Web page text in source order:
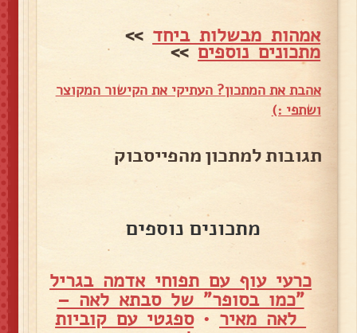
אמהות מבשלות ביחד >>
מתכונים נוספים>>
אהבת את המתכון? העתיקי את הקישור המקוצר
ושתפי :)
תגובות למתכון מהפייסבוק
מתכונים נוספים
כרעי עוף עם תפוחי אדמה בגריל
"כמו בסופר" של סבתא לאה –
לאה מאיר •ספגטי עם קוביות